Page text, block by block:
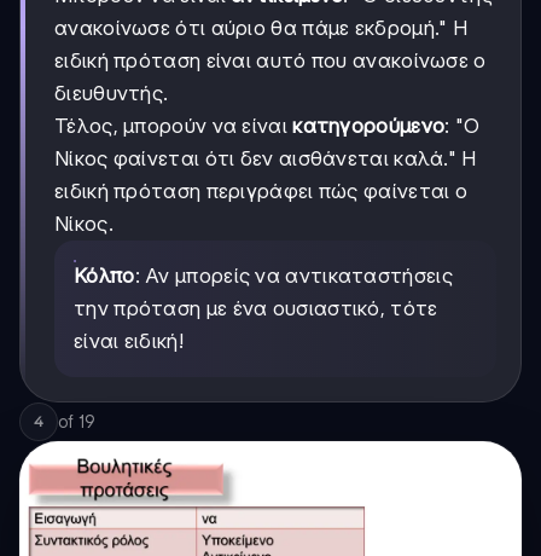
ανακοίνωσε ότι αύριο θα πάμε εκδρομή." Η
ειδική πρόταση είναι αυτό που ανακοίνωσε ο
διευθυντής.
Τέλος, μπορούν να είναικατηγορούμενο: "Ο
Νίκος φαίνεται ότι δεν αισθάνεται καλά." Η
ειδική πρόταση περιγράφει πώς φαίνεται ο
Νίκος.
Κόλπο: Αν μπορείς να αντικαταστήσεις
την πρόταση με ένα ουσιαστικό, τότε
είναι ειδική!
4 of 19